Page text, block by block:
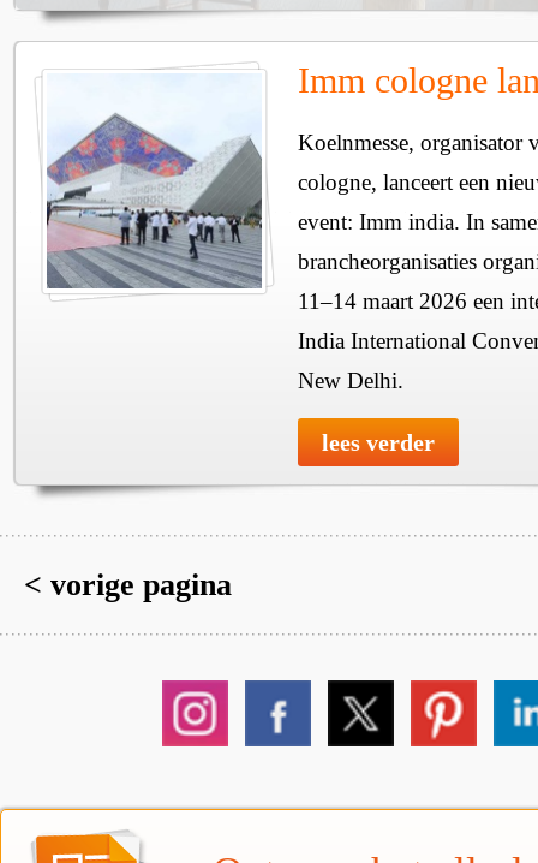
Imm cologne
Koelnmesse, organisator
cologne, lanceert een
event: Imm india. In
brancheorganisaties
11–14 maart 2026 een
India International
New Delhi.
lees verder
< vorige pagina